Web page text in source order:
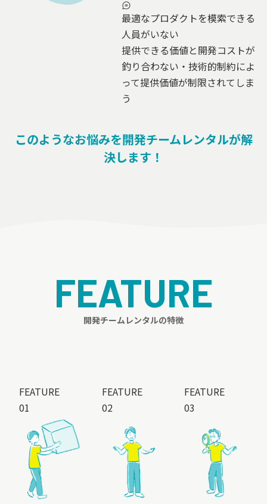
最適なプロダクトを模索できる
人員がいない
提供できる価値と開発コストが
釣り合わない・技術的制約によ
って提供価値が制限されてしま
う
このようなお悩みを開発チームレンタルが解
決します！
FEATURE
開発チームレンタルの特徴
FEATURE
01
FEATURE
02
FEATURE
03